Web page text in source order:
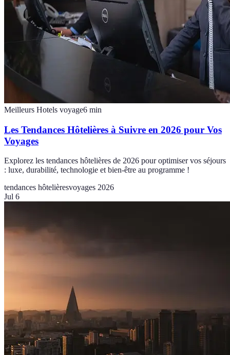
Meilleurs Hotels voyage6 min
Les Tendances Hôtelières à Suivre en 2026 pour Vos
Voyages
Explorez les tendances hôtelières de 2026 pour optimiser vos séjours
: luxe, durabilité, technologie et bien-être au programme !
tendances hôtelièresvoyages 2026
Jul 6